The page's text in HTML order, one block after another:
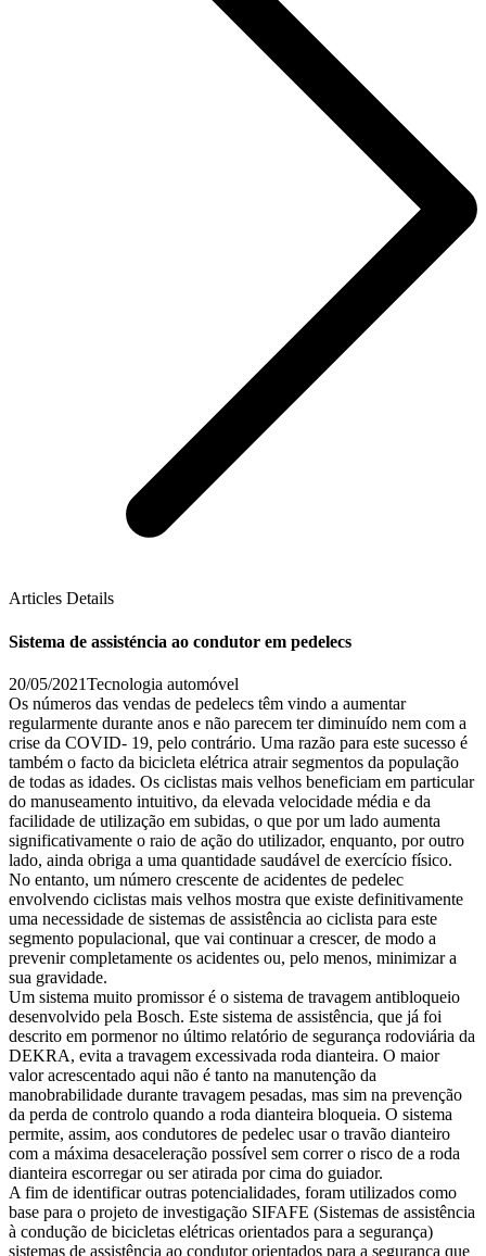
Articles Details
Sistema de assisténcia ao condutor em pedelecs
20/05/2021Tecnologia automóvel
Os números das vendas de pedelecs têm vindo a aumentar
regularmente durante anos e não parecem ter diminuído nem com a
crise da COVID- 19, pelo contrário. Uma razão para este sucesso é
também o facto da bicicleta elétrica atrair segmentos da população
de todas as idades. Os ciclistas mais velhos beneficiam em particular
do manuseamento intuitivo, da elevada velocidade média e da
facilidade de utilização em subidas, o que por um lado aumenta
significativamente o raio de ação do utilizador, enquanto, por outro
lado, ainda obriga a uma quantidade saudável de exercício físico.
No entanto, um número crescente de acidentes de pedelec
envolvendo ciclistas mais velhos mostra que existe definitivamente
uma necessidade de sistemas de assistência ao ciclista para este
segmento populacional, que vai continuar a crescer, de modo a
prevenir completamente os acidentes ou, pelo menos, minimizar a
sua gravidade.
Um sistema muito promissor é o sistema de travagem antibloqueio
desenvolvido pela Bosch. Este sistema de assistência, que já foi
descrito em pormenor no último relatório de segurança rodoviária da
DEKRA, evita a travagem excessivada roda dianteira. O maior
valor acrescentado aqui não é tanto na manutenção da
manobrabilidade durante travagem pesadas, mas sim na prevenção
da perda de controlo quando a roda dianteira bloqueia. O sistema
permite, assim, aos condutores de pedelec usar o travão dianteiro
com a máxima desaceleração possível sem correr o risco de a roda
dianteira escorregar ou ser atirada por cima do guiador.
A fim de identificar outras potencialidades, foram utilizados como
base para o projeto de investigação SIFAFE (Sistemas de assistência
à condução de bicicletas elétricas orientados para a segurança)
sistemas de assistência ao condutor orientados para a segurança que